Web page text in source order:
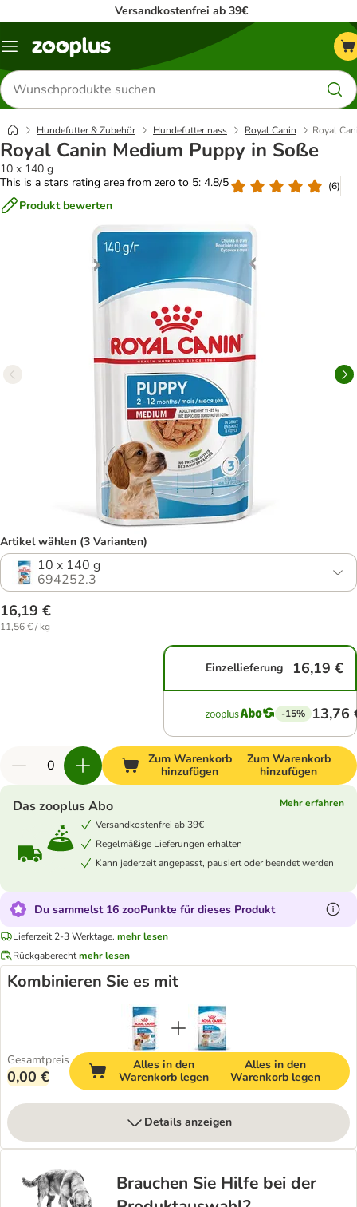
Versandkostenfrei ab 39€
Menü
Produkte
suchen
Hundefutter & Zubehör Hundefutter nass Royal Canin Royal
Royal Canin Medium Puppy in Soße
10 x 140 g
This is a stars rating area from zero to 5: 4.8/5
(6)
Produkt bewerten
Artikel wählen (3 Varianten)
10 x 140 g
694252.3
16,19 €
11,56 € / kg
Einzellieferung 16,19 €
-15% 13,76
Zum Warenkorb
hinzufügen
Zum Warenkorb
hinzufügen
Das zooplus Abo
Mehr erfahren
Versandkostenfrei ab 39€
Regelmäßige Lieferungen erhalten
Kann jederzeit angepasst, pausiert oder beendet werden
Du sammelst 16 zooPunkte für dieses Produkt
Lieferzeit 2-3 Werktage. mehr lesen
Rückgaberechtmehr lesen
Kombinieren Sie es mit
Gesamtpreis
0,00 €
Alles in den
Warenkorb legen
Alles in den
Warenkorb legen
Details anzeigen
Brauchen Sie Hilfe bei der